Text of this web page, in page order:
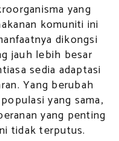
yang
komuniti ini
dikongsi
jauh lebih besar
sedia adaptasi
Yang berubah
yang sama,
yang penting
tidak terputus.